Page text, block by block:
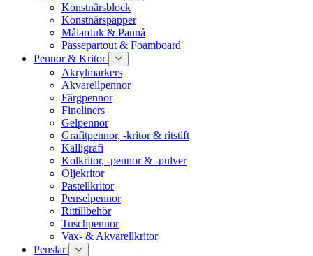
Konstnärsblock
Konstnärspapper
Målarduk & Pannå
Passepartout & Foamboard
Pennor & Kritor
Akrylmarkers
Akvarellpennor
Färgpennor
Fineliners
Gelpennor
Grafitpennor, -kritor & ritstift
Kalligrafi
Kolkritor, -pennor & -pulver
Oljekritor
Pastellkritor
Penselpennor
Rittillbehör
Tuschpennor
Vax- & Akvarellkritor
Penslar